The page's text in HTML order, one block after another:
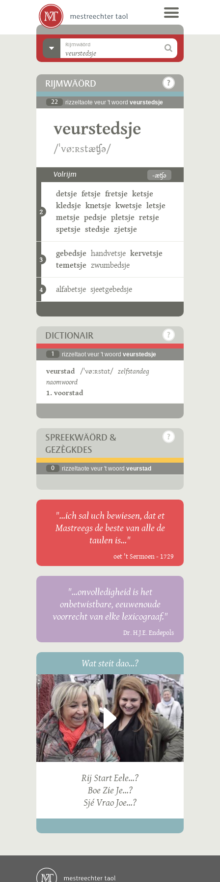
Rijmwäörd
RIJMWÄÖRD
22 rizzeltaote veur 't woord veurstedsje
veurstedsje
/ˈvøːʀstæʧə/
Volrijm -æʧə
2
detsje fetsje fretsje ketsje
kledsje knetsje kwetsje letsje
metsje pedsje pletsje retsje
spetsje stedsje zjetsje
3
gebedsje handvetsje kervetsje
temetsje zwumbedsje
4 alfabetsje sjeetgebedsje
DICTIONAIR
1 rizzeltaot veur 't woord veurstedsje
veurstad /ˈvøːʀstɑt/ zelfstandeg
naomwoord
1. voorstad
SPREEKWÄÖRD &
GEZÈGKDES
0 rizzeltaote veur 't woord veurstad
"...ich sal uch bewiesen, dat et
Mastreegs de beste van alle de
taulen is..."
oet 't Sermoen - 1729
"...onvolledigheid is het
onbetwistbare, eeuwenoude
voorrecht van elke lexicograaf."
Dr. H.J.E. Endepols
Wat steit dao...?
Rij Start Eele...?
Boe Zie Je...?
Sjé Vrao Joe...?